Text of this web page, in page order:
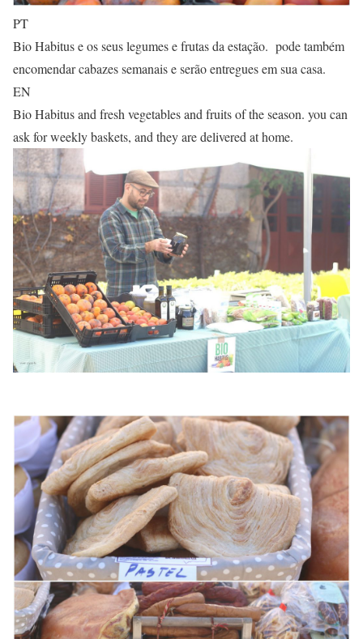
PT
Bio Habitus e os seus legumes e frutas da estação. pode também
encomendar cabazes semanais e serão entregues em sua casa.
EN
Bio Habitus and fresh vegetables and fruits of the season. you can
ask for weekly baskets, and they are delivered at home.